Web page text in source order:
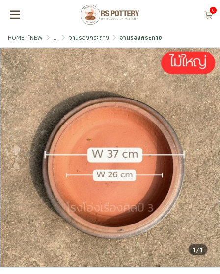
0
HOME - ์NEW ... จานรองกระถาง จานรองกระถาง
1/1